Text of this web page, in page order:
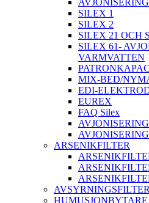
SILEX 1
SILEX 2
SILEX 21 OCH
SILEX 61-
VARMVATTEN
MIX-BED/
EDI-
EUREX
FAQ Silex
ARSENIKFILTER
AVSYRNINGSFILTER
HUMUSJONBYTARE